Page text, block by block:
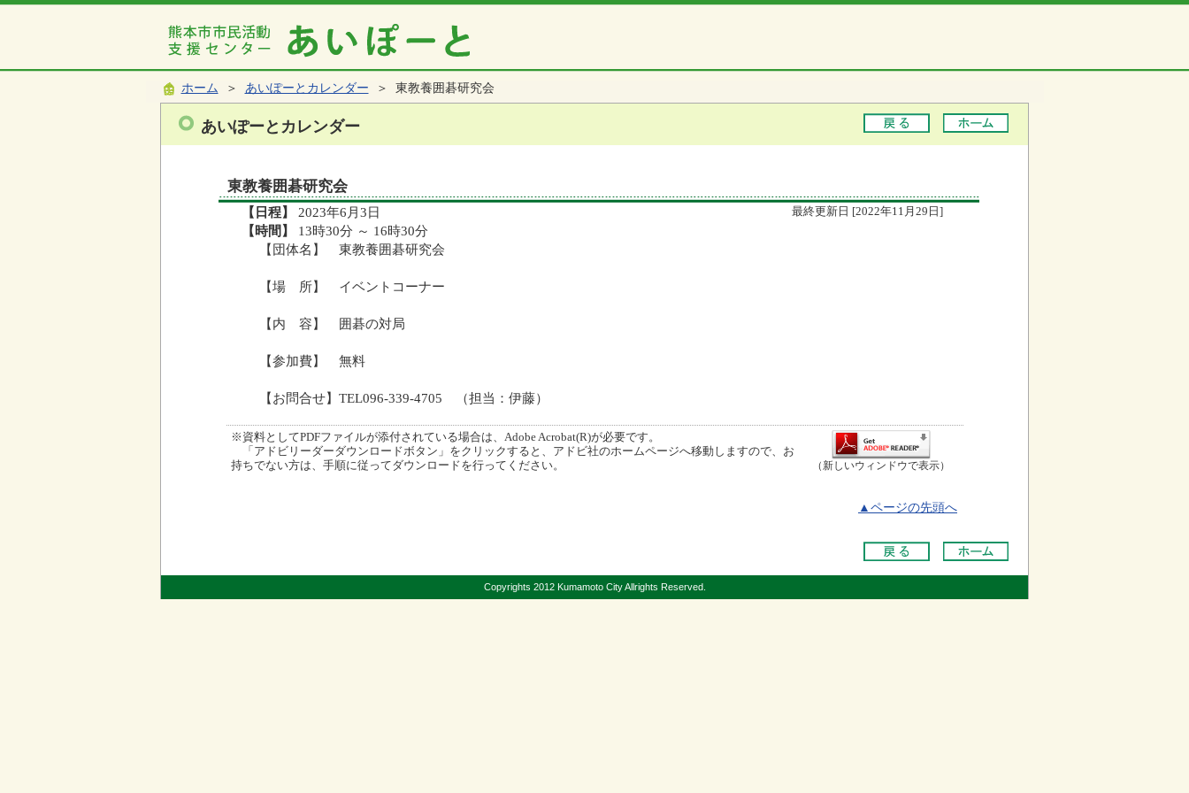
ホーム ＞ あいぽーとカレンダー ＞ 東教養囲碁研究会
あいぽーとカレンダー
東教養囲碁研究会
【日程】 2023年6月3日 最終更新日 [2022年11月29日]
【時間】
13時30分 ～ 16時30分
【団体名】 東教養囲碁研究会
【場 所】 イベントコーナー
【内 容】 囲碁の対局
【参加費】 無料
【お問合せ】TEL096-339-4705 （担当：伊藤）
※資料としてPDFファイルが添付されている場合は、Adobe Acrobat(R)が必要です。
「アドビリーダーダウンロードボタン」をクリックすると、アドビ社のホームページへ移動しますので、お
持ちでない方は、手順に従ってダウンロードを行ってください。
（新しいウィンドウで表示）
▲ページの先頭へ
Copyrights 2012 Kumamoto City Allrights Reserved.